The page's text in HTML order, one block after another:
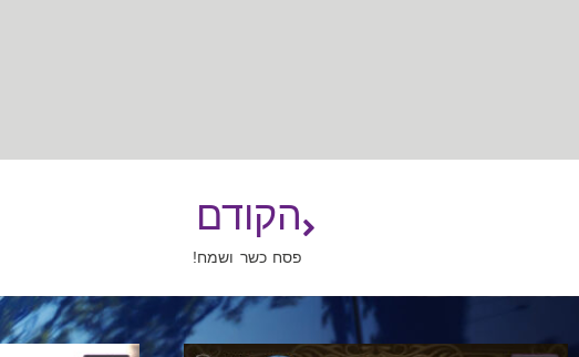
הקודם
פסח כשר ושמח!